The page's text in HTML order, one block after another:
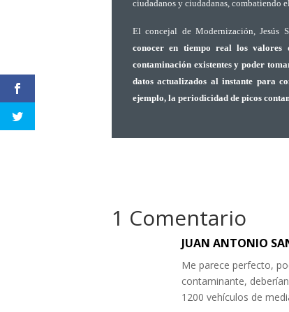
ciudadanos y ciudadanas, combatiendo
El concejal de Modernización, Jesús
conocer en tiempo real los
contaminación existentes y poder
datos actualizados al instante para
ejemplo, la periodicidad de picos
1 Comentario
JUAN ANTONIO
Me parece perfecto,
contaminante,
1200 vehículos de